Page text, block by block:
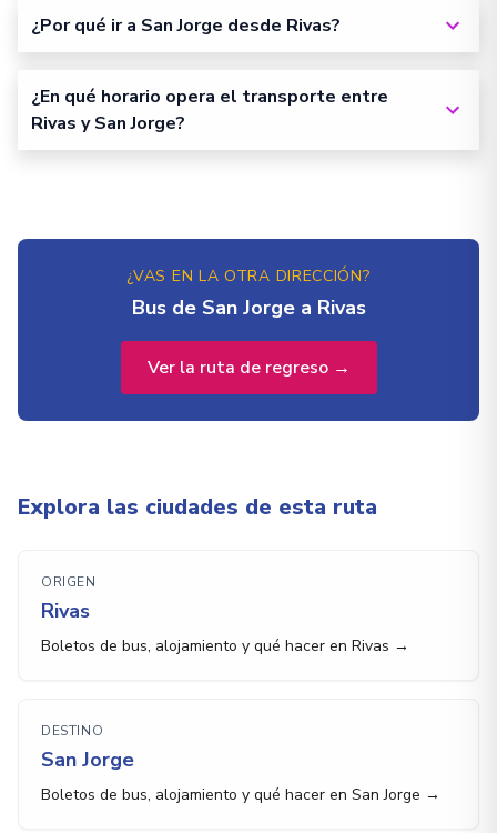
¿Por qué ir a San Jorge desde Rivas?
¿En qué horario opera el transporte entre
Rivas y San Jorge?
¿VAS EN LA OTRA DIRECCIÓN?
Bus de San Jorge a Rivas
Ver la ruta de regreso →
Explora las ciudades de esta ruta
ORIGEN
Rivas
Boletos de bus, alojamiento y qué hacer en Rivas →
DESTINO
San Jorge
Boletos de bus, alojamiento y qué hacer en San Jorge →